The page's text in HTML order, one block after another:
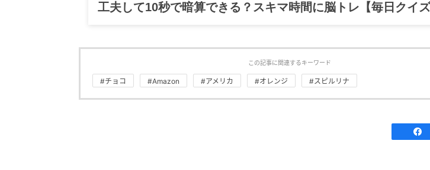
グルメ、ギャグ、子育て、旅行記……全部、読めます。
この記事に関連するキーワード
#チョコ #Amazon #アメリカ #オレンジ #スピルリナ